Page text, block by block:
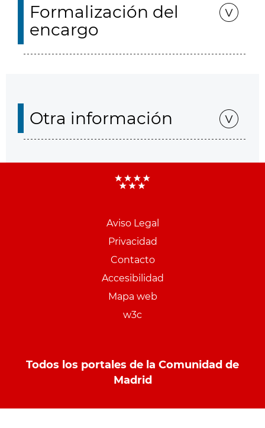
Formalización del
encargo
Otra información
Aviso Legal
Privacidad
Contacto
Accesibilidad
Mapa web
w3c
Todos los portales de la Comunidad de
Madrid